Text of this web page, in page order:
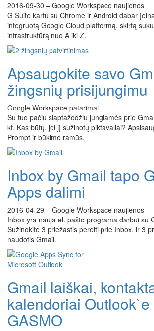
2016-09-30 – Google Workspace naujienos
G Suite kartu su Chrome ir Android dabar
integruotą Google Cloud platformą, skirtą
infrastruktūrą nuo A iki Z.
Apsaugokite savo
žingsnių prisijungimu
Google Workspace patarimai
Su tuo pačiu slaptažodžiu jungiamės prie
kt. Kas būtų, jei jį sužinotų piktavaliai?
Prompt ir būkime ramūs.
Inbox by Gmail tapo
Apps dalimi
2016-04-29 – Google Workspace naujienos
Inbox yra nauja el. pašto programa darbui su
Sužinokite 3 priežastis pereiti prie Inbox, ir 3
naudotis Gmail.
Gmail laiškai,
kalendoriai Outlook`e
GASMO